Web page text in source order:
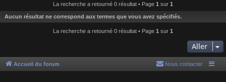
h
e
La recherche a retourné 0 résultat • Page 1 sur 1
Aucun résultat ne correspond aux termes que vous avez spécifiés.
La recherche a retourné 0 résultat • Page 1 sur 1
Aller
Accueil du forum Nous contacter